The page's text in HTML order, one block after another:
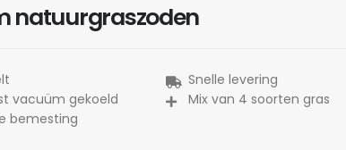
natuurgraszoden
vacuüm gekoeld
bemesting
Snelle levering
Mix van 4 soorten gras